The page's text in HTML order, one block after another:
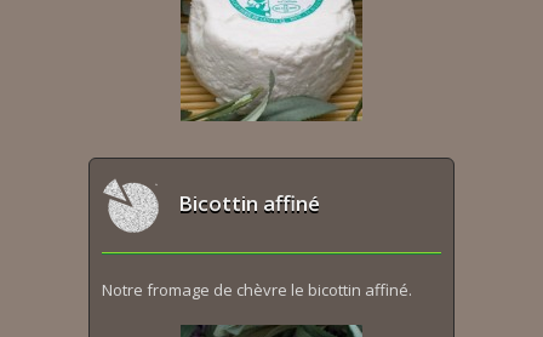
Bicottin affiné
Notre fromage de chèvre le bicottin affiné.